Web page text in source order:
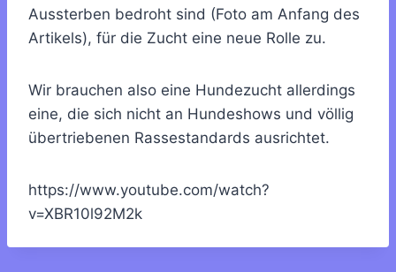
Aussterben bedroht sind (Foto am Anfang des
Artikels), für die Zucht eine neue Rolle zu.
Wir brauchen also eine Hundezucht allerdings
eine, die sich nicht an Hundeshows und völlig
übertriebenen Rassestandards ausrichtet.
https://www.youtube.com/watch?
v=XBR10l92M2k